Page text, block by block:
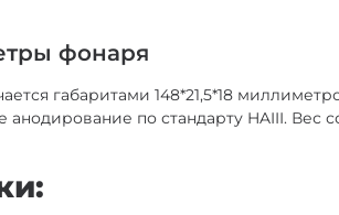
фонаря
габаритами 148*21,5*18
по стандарту HAIII. Вес